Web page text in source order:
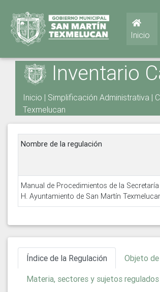
Inicio
Inventario
Inicio | Simplificación Administrativa |
Texmelucan
Nombre de la regulación
Manual de Procedimientos de la
H. Ayuntamiento de San Martín
Índice de la Regulación Objeto
Materia, sectores y sujetos regulados